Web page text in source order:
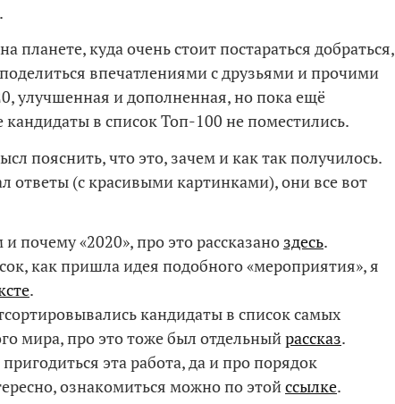
планете, куда очень стоит постараться добраться,
впечатлениями с друзьями и прочими
улучшенная и дополненная, но пока ещё
кандидаты в список Топ-100 не поместились.
пояснить, что это, зачем и как так получилось.
ответы (с красивыми картинками), они все вот
почему «2020», про это рассказано здесь.
как пришла идея подобного «мероприятия», я
.
кандидаты в список самых
мира, про это тоже был отдельныйрассказ.
эта работа, да и про порядок
ознакомиться можно по этойссылке.